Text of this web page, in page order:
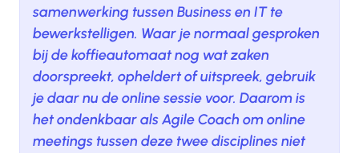
samenwerking tussen Business en IT te
bewerkstelligen. Waar je normaal gesproken
bij de koffieautomaat nog wat zaken
doorspreekt, opheldert of uitspreek, gebruik
je daar nu de online sessie voor. Daarom is
het ondenkbaar als Agile Coach om online
meetings tussen deze twee disciplines niet